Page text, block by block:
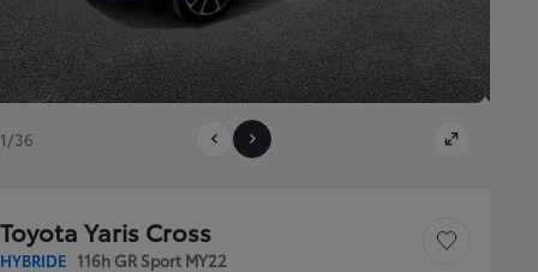
1/36
Toyota Yaris Cross
HYBRIDE 116h GR Sport MY22
Sauvegarder le